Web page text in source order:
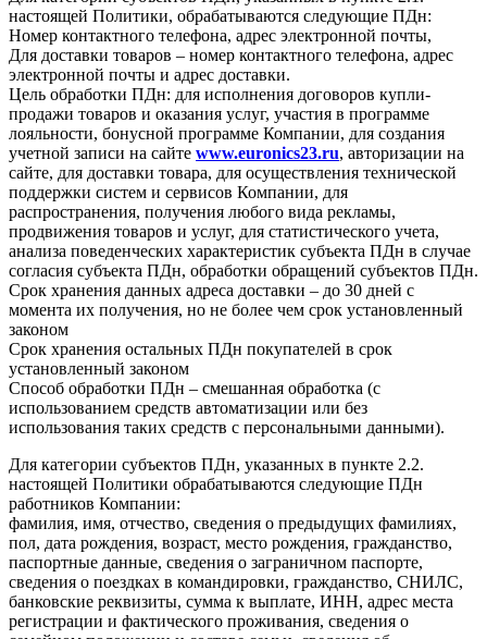
настоящей Политики, обрабатываются следующие ПДн:
Номер контактного телефона, адрес электронной почты,
Для доставки товаров – номер контактного телефона, адрес
электронной почты и адрес доставки.
Цель обработки ПДн: для исполнения договоров купли-
продажи товаров и оказания услуг, участия в программе
лояльности, бонусной программе Компании, для создания
учетной записи на сайте www.euronics23.ru, авторизации на
сайте, для доставки товара, для осуществления технической
поддержки систем и сервисов Компании, для
распространения, получения любого вида рекламы,
продвижения товаров и услуг, для статистического учета,
анализа поведенческих характеристик субъекта ПДн в случае
согласия субъекта ПДн, обработки обращений субъектов ПДн.
Срок хранения данных адреса доставки – до 30 дней с
момента их получения, но не более чем срок установленный
законом
Срок хранения остальных ПДн покупателей в срок
установленный законом
Способ обработки ПДн – смешанная обработка (с
использованием средств автоматизации или без
использования таких средств с персональными данными).
Для категории субъектов ПДн, указанных в пункте 2.2.
настоящей Политики обрабатываются следующие ПДн
работников Компании:
фамилия, имя, отчество, сведения о предыдущих фамилиях,
пол, дата рождения, возраст, место рождения, гражданство,
паспортные данные, сведения о заграничном паспорте,
сведения о поездках в командировки, гражданство, СНИЛС,
банковские реквизиты, сумма к выплате, ИНН, адрес места
регистрации и фактического проживания, сведения о